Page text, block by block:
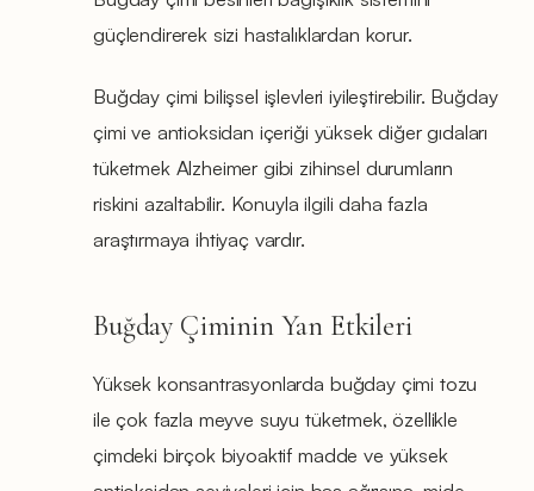
güçlendirerek sizi hastalıklardan korur.
Buğday çimi bilişsel işlevleri iyileştirebilir. Buğday
çimi ve antioksidan içeriği yüksek diğer gıdaları
tüketmek Alzheimer gibi zihinsel durumların
riskini azaltabilir. Konuyla ilgili daha fazla
araştırmaya ihtiyaç vardır.
Buğday Çiminin Yan Etkileri
Yüksek konsantrasyonlarda buğday çimi tozu
ile çok fazla meyve suyu tüketmek, özellikle
çimdeki birçok biyoaktif madde ve yüksek